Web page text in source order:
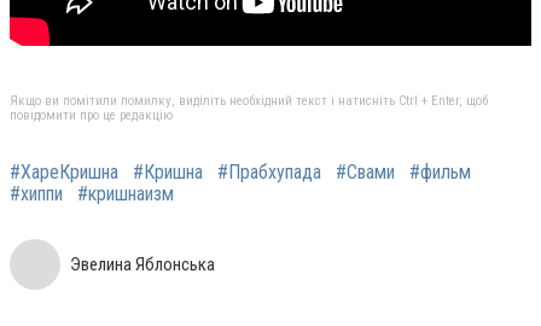
Якщо ви помітили помилку, виділіть необхідний текст і натисніть Ctrl + Enter, щоб
повідомити про це редакцію
#ХареКришна #Кришна #Прабхупада #Свами
#фильм
#хиппи
#кришнаизм
Эвелина Яблонська